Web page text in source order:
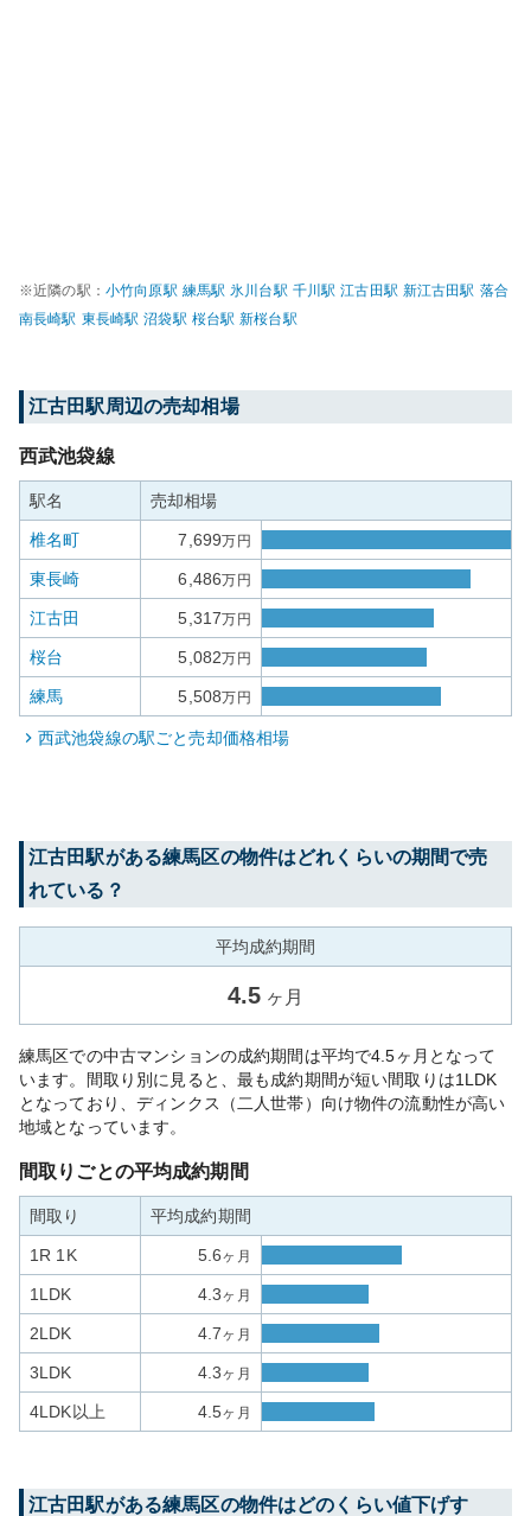
※近隣の駅： 小竹向原駅 練馬駅 氷川台駅 千川駅 江古田駅 新江古田駅 落合
南長崎駅 東長崎駅 沼袋駅 桜台駅 新桜台駅
江古田駅周辺の売却相場
西武池袋線
駅名 売却相場
椎名町 7,699万円
東長崎 6,486万円
江古田 5,317万円
桜台 5,082万円
練馬 5,508万円
西武池袋線の駅ごと売却価格相場
江古田駅がある練馬区の物件はどれくらいの期間で売
れている？
平均成約期間
4.5 ヶ月
練馬区での中古マンションの成約期間は平均で4.5ヶ月となって
います。間取り別に見ると、最も成約期間が短い間取りは1LDK
となっており、ディンクス（二人世帯）向け物件の流動性が高い
地域となっています。
間取りごとの平均成約期間
間取り 平均成約期間
1R 1K 5.6ヶ月
1LDK 4.3ヶ月
2LDK 4.7ヶ月
3LDK 4.3ヶ月
4LDK以上 4.5ヶ月
江古田駅がある練馬区の物件はどのくらい値下げす